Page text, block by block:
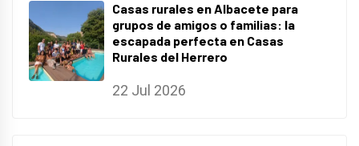
Casas rurales en Albacete para
grupos de amigos o familias: la
escapada perfecta en Casas
Rurales del Herrero
22 Jul 2026